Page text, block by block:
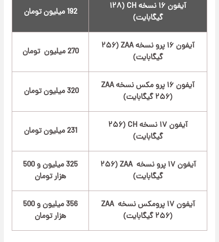
آیفون ۱۶ نسخه CH (۱۲۸
گیگابایت)
192 میلیون تومان
آیفون ۱۶ پرو نسخه ZAA (۲۵۶
گیگابایت)
270 میلیون تومان
آیفون ۱۶ پرو مکس نسخه ZAA
(۲۵۶ گیگابایت)
320 میلیون تومان
آیفون ۱۷ نسخه CH (۲۵۶
گیگابایت)
231 میلیون تومان
آیفون ۱۷ پرو نسخه ZAA (۲۵۶
گیگابایت)
325 میلیون و 500
هزار تومان
آیفون ۱۷ پرومکس نسخه ZAA
(۲۵۶ گیگابایت)
356 میلیون و 500
هزار تومان